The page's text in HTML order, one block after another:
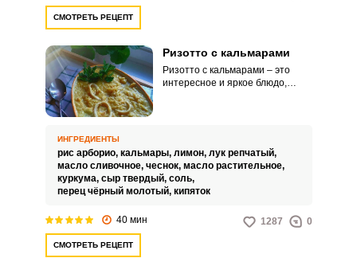
СМОТРЕТЬ РЕЦЕПТ
Ризотто с кальмарами
Ризотто с кальмарами – это
интересное и яркое блюдо,
равнодушным.
ИНГРЕДИЕНТЫ
рис арборио, кальмары, лимон, лук репчатый,
масло сливочное, чеснок, масло растительное,
куркума, сыр твердый, соль,
перец чёрный молотый, кипяток
40 мин 1287 0
СМОТРЕТЬ РЕЦЕПТ